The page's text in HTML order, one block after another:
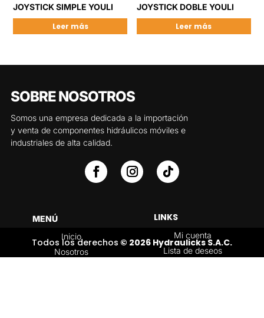
JOYSTICK SIMPLE YOULI
Leer más
JOYSTICK DOBLE YOULI
Leer más
SOBRE NOSOTROS
Somos una empresa dedicada a la importación
y venta de componentes hidráulicos móviles e
industriales de alta calidad.
MENÚ
Inicio
Nosotros
LINKS
Mi cuenta
Lista de deseos
Todos los derechos © 2026 Hydraulicks S.A.C.